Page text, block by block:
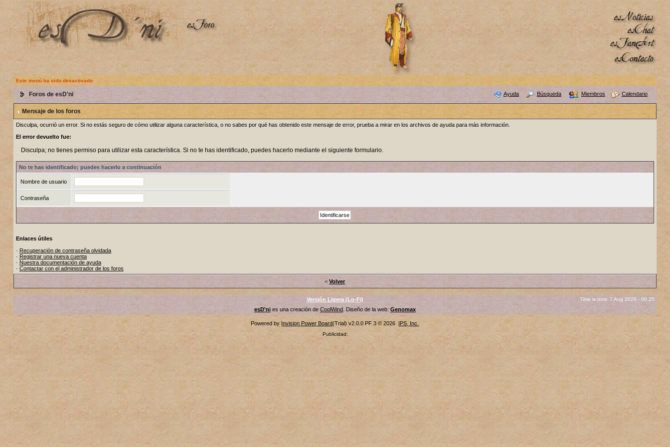
Este menú ha sido desactivado
Foros de esD'ni Ayuda Búsqueda Miembros Calendario
Mensaje de los foros
Disculpa, ocurrió un error. Si no estás seguro de cómo utilizar alguna característica, o no sabes por qué has obtenido este mensaje de error, prueba a mirar en los archivos de ayuda para más información.
El error devuelto fue:
Disculpa; no tienes permiso para utilizar esta característica. Si no te has identificado, puedes hacerlo mediante el siguiente formulario.
No te has identificado; puedes hacerlo a continuación
Nombre de usuario
Contraseña
Enlaces útiles
· Recuperación de contraseña olvidada
· Registrar una nueva cuenta
· Nuestra documentación de ayuda
· Contactar con el administrador de los foros
<Volver
Versión Ligera (Lo-Fi) Time is now: 7 Aug 2026 - 00:25
esD'nies una creación de CoolWind. Diseño de la web: Genomax
Powered by Invision Power Board(Trial) v2.0.0 PF 3 © 2026 IPS, Inc.
Publicidad: